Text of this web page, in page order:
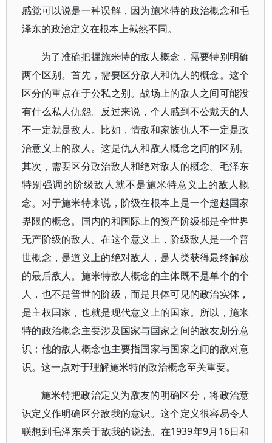
感觉可以说是一种误解，因为施米特的政治概念和毛
泽东的政治定义在根本上截然不同。
为了准确把握施米特的敌人概念，需要特别明确
两个区别。首先，需要区分敌人和仇人的概念。这个
区分的重点在于公私之别。战场上的敌人之间可能没
有什么私人仇怨。反过来说，个人感到不公戴天的人
不一定就是敌人。比如，情敌和家族仇人不一定是政
治意义上的敌人。这是仇人和敌人概念之间的区别。
其次，需要区分政治敌人和绝对敌人的概念。毛泽东
特别强调的阶级敌人就不是施米特意义上的敌人概
念。对于施米特来说，阶级在根本上是一个超越国家
界限的概念。国内的和国际上的资产阶级都是全世界
无产阶级的敌人。在这个意义上，阶级敌人是一个普
世概念，是道义上的绝对敌人，是人类获得最终解放
的最后敌人。施米特敌人概念的主体既不是单个的个
人，也不是普世的阶级，而是具体可见的政治实体，
是主权国家，也就是现代意义上的国家。所以，施米
特的政治概念主要涉及国家与国家之间的敌友划分意
识；他的敌人概念也主要指国家与国家之间的敌对意
识。这一点对于理解施米特的政治概念至关重要。
施米特把政治定义为敌友的明确区分，将政治意
识定义作明确区分敌我的意识。这个定义很容易令人
联想到毛泽东关于敌我的说法。在1939年9月16日和